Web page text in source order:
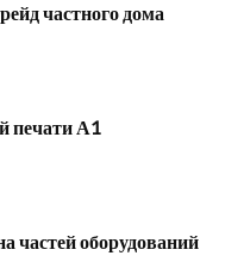
частного дома
печати А1
частей оборудований